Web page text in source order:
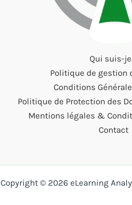
Qui suis-je
Politique de gestion
Conditions
Politique de Protection des
Mentions légales &
Contact
Copyright © 2026 eLearning